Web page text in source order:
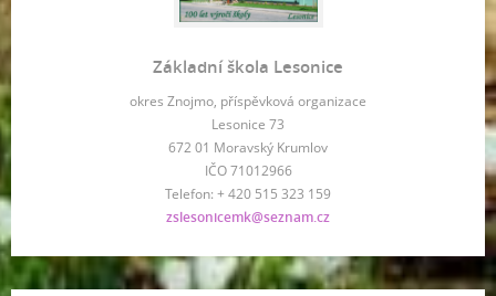
Základní škola Lesonice
okres Znojmo, příspěvková organizace
Lesonice 73
672 01 Moravský Krumlov
IČO 71012966
Telefon: + 420 515 323 159
zslesonicemk@seznam.cz